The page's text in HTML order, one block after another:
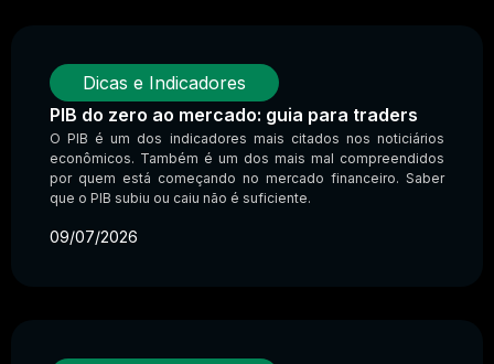
Dicas e Indicadores
PIB do zero ao mercado: guia para traders
O PIB é um dos indicadores mais citados nos noticiários
econômicos. Também é um dos mais mal compreendidos
por quem está começando no mercado financeiro. Saber
que o PIB subiu ou caiu não é suficiente.
09/07/2026